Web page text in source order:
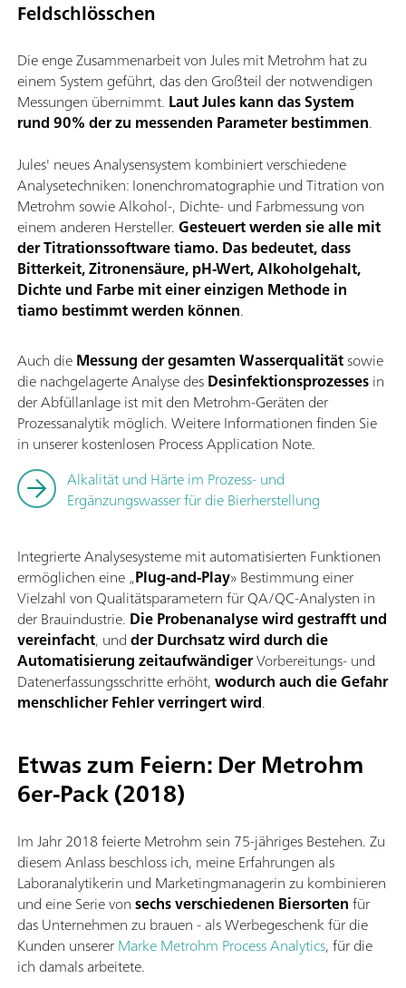
Feldschlösschen
Die enge Zusammenarbeit von Jules mit Metrohm hat zu
einem System geführt, das den Großteil der notwendigen
Messungen übernimmt. Laut Jules kann das System
rund 90% der zu messenden Parameter bestimmen.
Jules' neues Analysensystem kombiniert verschiedene
Analysetechniken: Ionenchromatographie und Titration von
Metrohm sowie Alkohol-, Dichte- und Farbmessung von
einem anderen Hersteller.Gesteuert werden sie alle mit
der Titrationssoftware tiamo. Das bedeutet, dass
Bitterkeit, Zitronensäure, pH-Wert, Alkoholgehalt,
Dichte und Farbe mit einer einzigen Methode in
tiamo bestimmt werden können.
Auch dieMessung der gesamten Wasserqualitätsowie
die nachgelagerte Analyse desDesinfektionsprozessesin
der Abfüllanlage ist mit den Metrohm-Geräten der
Prozessanalytik möglich. Weitere Informationen finden Sie
in unserer kostenlosen Process Application Note.
Alkalität und Härte im Prozess- und
Ergänzungswasser für die Bierherstellung
Integrierte Analysesysteme mit automatisierten Funktionen
ermöglichen eine „Plug-and-Play» Bestimmung einer
Vielzahl von Qualitätsparametern für QA/QC-Analysten in
der Brauindustrie. Die Probenanalyse wird gestrafft und
vereinfacht, undder Durchsatz wird durch die
Automatisierung zeitaufwändigerVorbereitungs- und
Datenerfassungsschritte erhöht,wodurch auch die Gefahr
menschlicher Fehler verringert wird.
Etwas zum Feiern: Der Metrohm
6er-Pack (2018)
Im Jahr 2018 feierte Metrohm sein 75-jähriges Bestehen. Zu
diesem Anlass beschloss ich, meine Erfahrungen als
Laboranalytikerin und Marketingmanagerin zu kombinieren
und eine Serie vonsechs verschiedenen Biersortenfür
das Unternehmen zu brauen - als Werbegeschenk für die
Kunden unsererMarke Metrohm Process Analytics, für die
ich damals arbeitete.